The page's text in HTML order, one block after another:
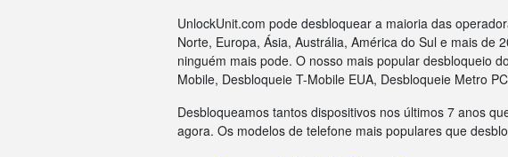
UnlockUnit.com pode desbloquear a maioria das
Norte, Europa, Ásia, Austrália, América do Sul e mais
ninguém mais pode. O nosso mais popular desbloqueio
Mobile, Desbloqueie T-Mobile EUA, Desbloqueie Metro
Desbloqueamos tantos dispositivos nos últimos 7 anos
agora. Os modelos de telefone mais populares que